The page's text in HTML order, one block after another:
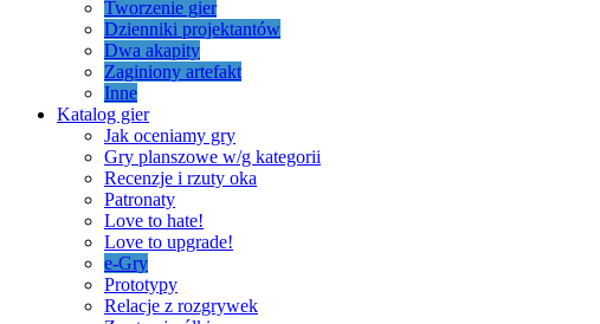
Tworzenie gier
Dzienniki projektantów
Dwa akapity
Zaginiony artefakt
Inne
Katalog gier
Jak oceniamy gry
Gry planszowe w/g kategorii
Recenzje i rzuty oka
Patronaty
Love to hate!
Love to upgrade!
e-Gry
Prototypy
Relacje z rozgrywek